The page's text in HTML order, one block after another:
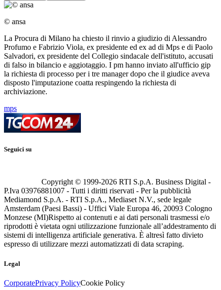
© ansa
La Procura di Milano ha chiesto il rinvio a giudizio di Alessandro
Profumo e Fabrizio Viola, ex presidente ed ex ad di Mps e di Paolo
Salvadori, ex presidente del Collegio sindacale dell'istituto, accusati
di falso in bilancio e aggiotaggio. I pm hanno inviato all'ufficio gip
la richiesta di processo per i tre manager dopo che il giudice aveva
disposto l'imputazione coatta respingendo la richiesta di
archiviazione.
mps
Seguici su
Copyright © 1999-2026 RTI S.p.A. Business Digital -
P.Iva 03976881007 - Tutti i diritti riservati - Per la pubblicità
Mediamond S.p.A. - RTI S.p.A., Mediaset N.V., sede legale
Amsterdam (Paesi Bassi) - Uffici Viale Europa 46, 20093 Cologno
Monzese (MI)Rispetto ai contenuti e ai dati personali trasmessi e/o
riprodotti è vietata ogni utilizzazione funzionale all’addestramento di
sistemi di intelligenza artificiale generativa. È altresì fatto divieto
espresso di utilizzare mezzi automatizzati di data scraping.
Legal
CorporatePrivacy PolicyCookie Policy